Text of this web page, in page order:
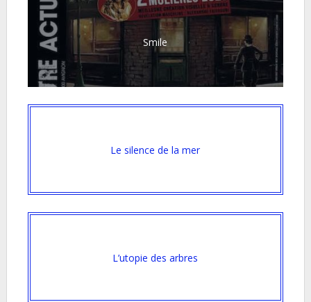
Smile
Le silence de la mer
L’utopie des arbres